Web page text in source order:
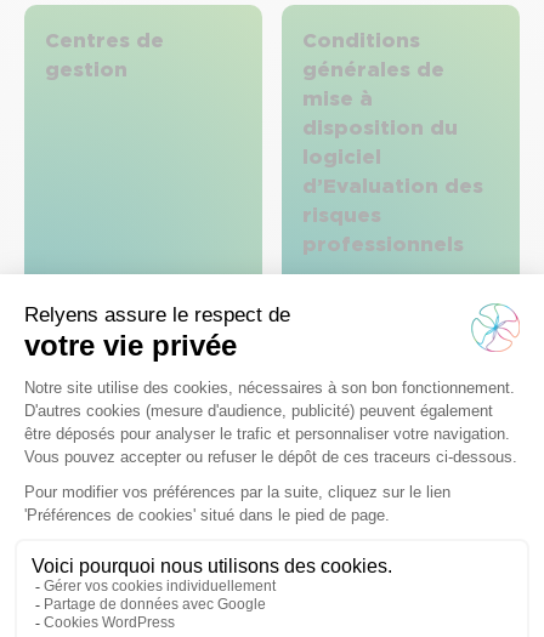
Centres de
gestion
Conditions
générales de
mise à
disposition du
logiciel
d’Evaluation des
risques
professionnels
Espace presse Lyon
Bourges